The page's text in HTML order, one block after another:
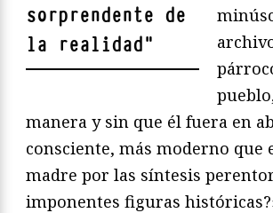
sorprendente de
la realidad"
manera y sin que él fuera en
consciente, más moderno que
madre por las síntesis
imponentes figuras